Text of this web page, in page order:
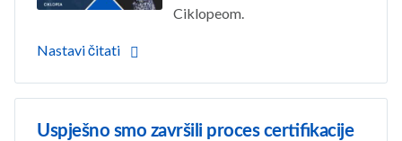
Ciklopeom.
Nastavi čitati
Uspješno smo završili proces certifikacije